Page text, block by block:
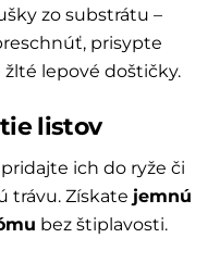
zo substrátu –
prisypte
lepové doštičky.
listov
ich do ryže či
trávu. Získate jemnú
bez štiplavosti.